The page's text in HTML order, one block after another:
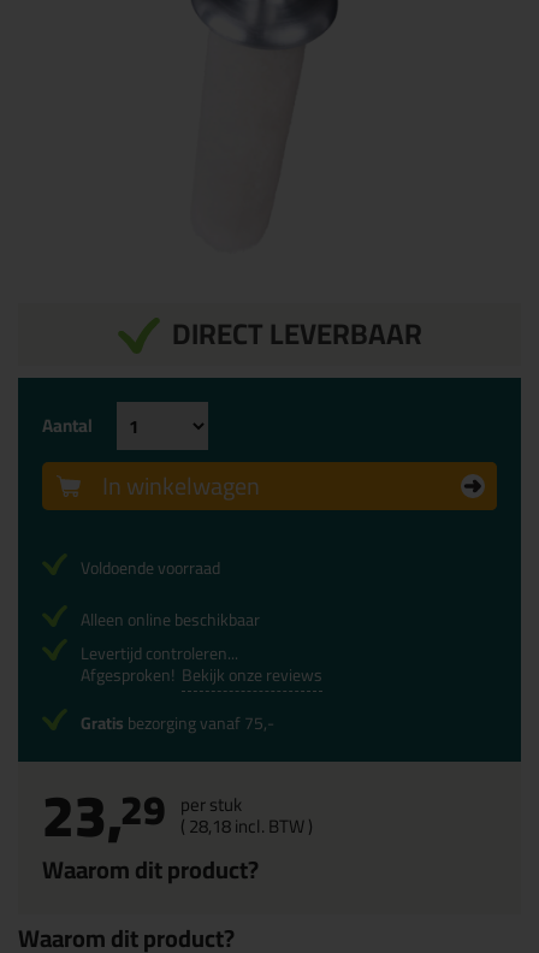
DIRECT LEVERBAAR
23,29 per stuk
(28,18incl. BTW )
Waarom dit product?
Aantal
In winkelwagen
Voldoende voorraad
Alleen online beschikbaar
Levertijd controleren...
Afgesproken! Bekijk onze reviews
Gratisbezorging vanaf 75,-
Waarom dit product?